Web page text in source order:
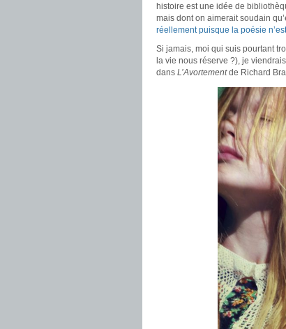
histoire est une idée de
mais dont on aimerait soudain
réellement puisque la poésie
Si jamais, moi qui suis pourtant
la vie nous réserve ?), je
dans L’Avortementde Richard